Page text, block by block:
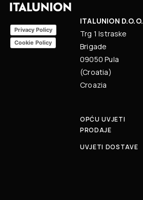
Privacy Policy
Cookie Policy
ITALUNION D.O.O.
Trg 1 Istraske
Brigade
09050 Pula
(Croatia)
Croazia
OPĆU UVJETI
PRODAJE
UVJETI DOSTAVE